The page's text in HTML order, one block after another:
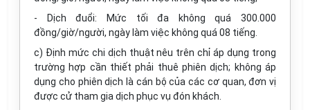
- Dịch đuổi: Mức tối đa không quá 300.000
đồng/giờ/người, ngày làm việc không quá 08 tiếng.
c) Định mức chi dịch thuật nêu trên chỉ áp dụng trong
trường hợp cần thiết phải thuê phiên dịch; không áp
dụng cho phiên dịch là cán bộ của các cơ quan, đơn vị
được cử tham gia dịch phục vụ đón khách.